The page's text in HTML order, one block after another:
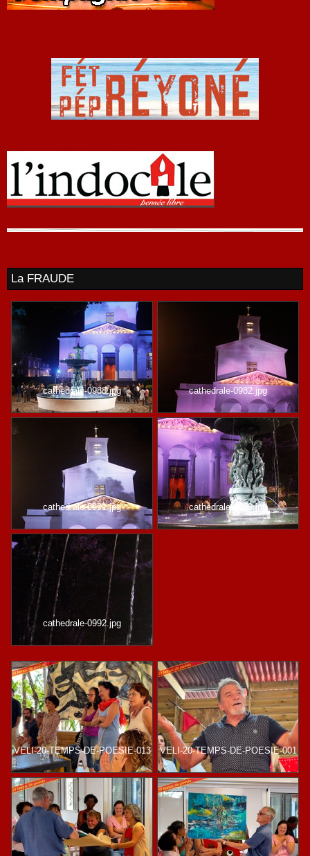
La FRAUDE
cathedrale-0988.jpg cathedrale-0982.jpg
cathedrale-0991.jpg cathedrale-0993.jpg
cathedrale-0992.jpg
VELI-20-TEMPS-DE-POESIE-013 VELI-20-TEMPS-DE-POESIE-001